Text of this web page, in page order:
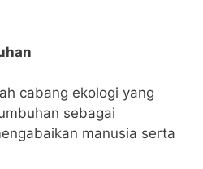
cabang ekologi yang
sebagai
manusia serta